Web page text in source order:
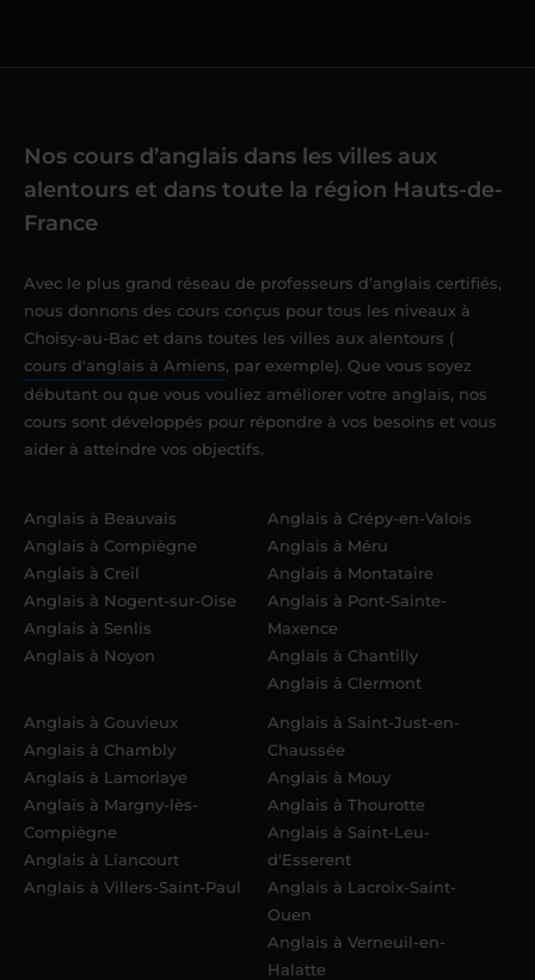
Nos cours d’anglais dans les villes aux
alentours et dans toute la région Hauts-de-
France
Avec le plus grand réseau de professeurs d’anglais certifiés,
nous donnons des cours conçus pour tous les niveaux à
Choisy-au-Bac et dans toutes les villes aux alentours (
cours d'anglais à Amiens, par exemple). Que vous soyez
débutant ou que vous vouliez améliorer votre anglais, nos
cours sont développés pour répondre à vos besoins et vous
aider à atteindre vos objectifs.
Anglais à Beauvais
Anglais à Compiègne
Anglais à Creil
Anglais à Nogent-sur-Oise
Anglais à Senlis
Anglais à Noyon
Anglais à Crépy-en-Valois
Anglais à Méru
Anglais à Montataire
Anglais à Pont-Sainte-
Maxence
Anglais à Chantilly
Anglais à Clermont
Anglais à Gouvieux
Anglais à Chambly
Anglais à Lamorlaye
Anglais à Margny-lès-
Compiègne
Anglais à Liancourt
Anglais à Villers-Saint-Paul
Anglais à Saint-Just-en-
Chaussée
Anglais à Mouy
Anglais à Thourotte
Anglais à Saint-Leu-
d'Esserent
Anglais à Lacroix-Saint-
Ouen
Anglais à Verneuil-en-
Halatte